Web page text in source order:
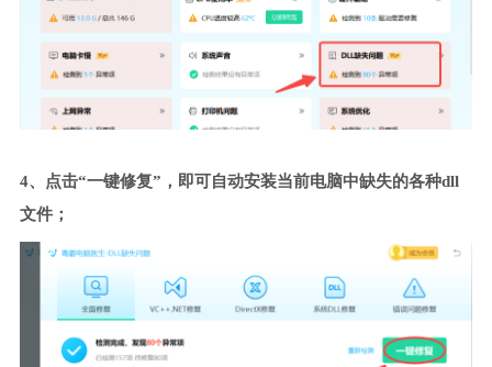
4、点击“一键修复”，即可自动安装当前电脑中缺失的各种dll
文件；